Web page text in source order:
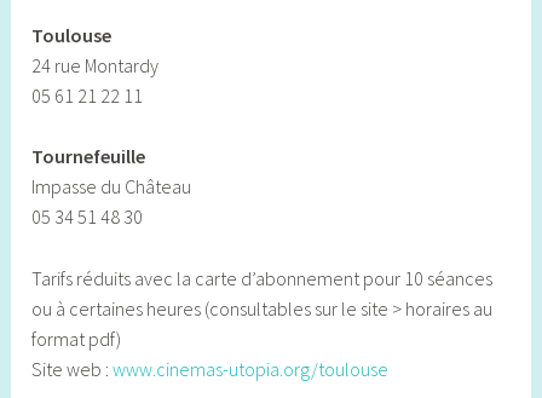
Toulouse
24 rue Montardy
05 61 21 22 11
Tournefeuille
Impasse du Château
05 34 51 48 30
Tarifs réduits avec la carte d’abonnement pour 10 séances
ou à certaines heures (consultables sur le site > horaires au
format pdf)
Site web :www.cinemas-utopia.org/toulouse